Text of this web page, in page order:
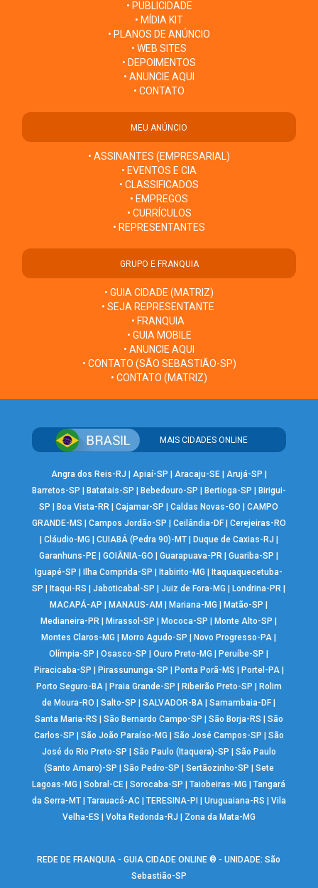
• PUBLICIDADE
• MÍDIA KIT
• PLANOS DE ANÚNCIO
• WEB SITES
• DEPOIMENTOS
• ANUNCIE AQUI
• CONTATO
MEU ANÚNCIO
• ASSINANTES (EMPRESARIAL)
• EVENTOS E CIA
• CLASSIFICADOS
• EMPREGOS
• CURRÍCULOS
• REPRESENTANTES
GRUPO E FRANQUIA
• GUIA CIDADE (MATRIZ)
• SEJA REPRESENTANTE
• FRANQUIA
• GUIA MOBILE
• ANUNCIE AQUI
• CONTATO (SÃO SEBASTIÃO-SP)
• CONTATO (MATRIZ)
MAIS CIDADES ONLINE
Angra dos Reis-RJ | Apiaí-SP | Aracaju-SE| Arujá-SP |
Barretos-SP | Batatais-SP | Bebedouro-SP | Bertioga-SP | Birigui-
SP |Boa Vista-RR |Cajamar-SP |Caldas Novas-GO |CAMPO
GRANDE-MS | Campos Jordão-SP | Ceilândia-DF| Cerejeiras-RO
| Cláudio-MG | CUIABÁ (Pedra 90)-MT| Duque de Caxias-RJ |
Garanhuns-PE |GOIÂNIA-GO |Guarapuava-PR |Guariba-SP |
Iguapé-SP |Ilha Comprida-SP |Itabirito-MG |Itaquaquecetuba-
SP |Itaqui-RS |Jaboticabal-SP |Juiz de Fora-MG |Londrina-PR |
MACAPÁ-AP |MANAUS-AM |Mariana-MG |Matão-SP |
Medianeira-PR |Mirassol-SP |Mococa-SP |Monte Alto-SP |
Montes Claros-MG |Morro Agudo-SP |Novo Progresso-PA |
Olímpia-SP |Osasco-SP |Ouro Preto-MG |Peruíbe-SP |
Piracicaba-SP | Pirassununga-SP | Ponta Porã-MS | Portel-PA|
Porto Seguro-BA| Praia Grande-SP | Ribeirão Preto-SP | Rolim
de Moura-RO |Salto-SP |SALVADOR-BA |Samambaia-DF |
Santa Maria-RS | São Bernardo Campo-SP | São Borja-RS | São
Carlos-SP | São João Paraíso-MG | São José Campos-SP | São
José do Rio Preto-SP | São Paulo (Itaquera)-SP | São Paulo
(Santo Amaro)-SP | São Pedro-SP | Sertãozinho-SP | Sete
Lagoas-MG |Sobral-CE |Sorocaba-SP |Taiobeiras-MG |Tangará
da Serra-MT| Tarauacá-AC| TERESINA-PI | Uruguaiana-RS | Vila
Velha-ES | Volta Redonda-RJ | Zona da Mata-MG
REDE DE FRANQUIA - GUIA CIDADE ONLINE ® - UNIDADE: São
Sebastião-SP